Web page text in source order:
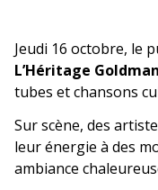
Jeudi 16 octobre, le
L’Héritage
tubes et chansons
Sur scène, des
leur énergie à des
ambiance